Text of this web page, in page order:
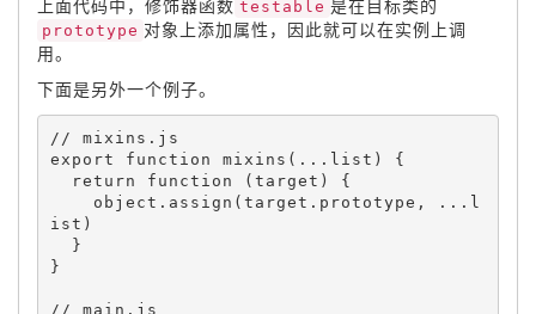
上面代码中，修饰器函数 testable 是在目标类的
prototype 对象上添加属性，因此就可以在实例上调
用。
下面是另外一个例子。
export function mixins ( . . . list )
{
return
function ( target )
{
    object
. assign ( target . prototype , . . . l
ist )
}
}